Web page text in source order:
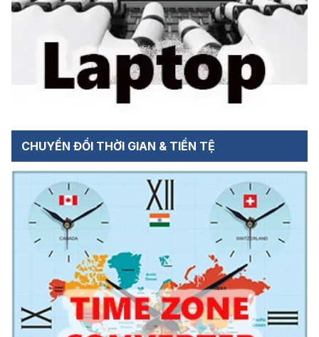
CHUYỂN ĐỔI THỜI GIAN & TIỀN TỆ